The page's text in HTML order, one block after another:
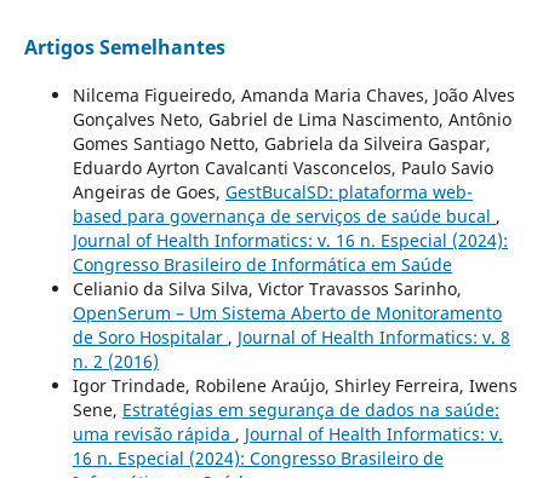
Artigos Semelhantes
Nilcema Figueiredo, Amanda Maria Chaves, João Alves
Gonçalves Neto, Gabriel de Lima Nascimento, Antônio
Gomes Santiago Netto, Gabriela da Silveira Gaspar,
Eduardo Ayrton Cavalcanti Vasconcelos, Paulo Savio
Angeiras de Goes, GestBucalSD: plataforma web-
based para governança de serviços de saúde bucal ,
Journal of Health Informatics: v. 16 n. Especial (2024):
Congresso Brasileiro de Informática em Saúde
Celianio da Silva Silva, Victor Travassos Sarinho,
OpenSerum – Um Sistema Aberto de Monitoramento
de Soro Hospitalar , Journal of Health Informatics: v. 8
n. 2 (2016)
Igor Trindade, Robilene Araújo, Shirley Ferreira, Iwens
Sene, Estratégias em segurança de dados na saúde:
uma revisão rápida , Journal of Health Informatics: v.
16 n. Especial (2024): Congresso Brasileiro de